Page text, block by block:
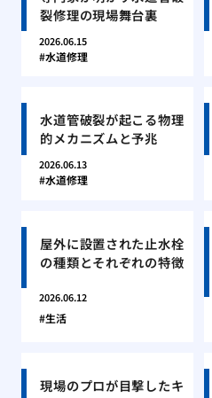
裂修理の現場舞台裏
2026.06.15
水道修理
水道管破裂が起こる物理
的メカニズムと予兆
2026.06.13
水道修理
屋外に設置された止水栓
の種類とそれぞれの特徴
2026.06.12
生活
現場のプロが目撃したキ